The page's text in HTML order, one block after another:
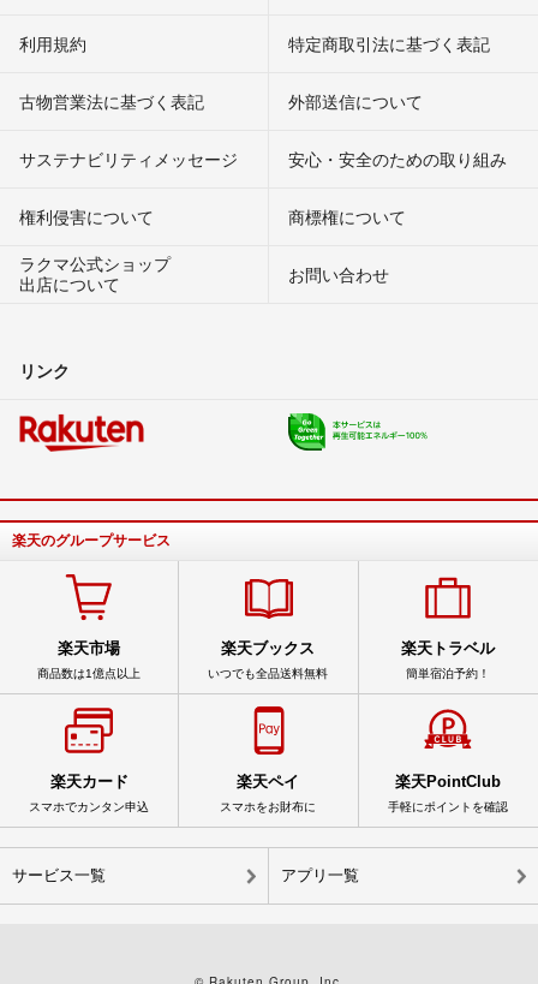
利用規約 特定商取引法に基づく表記
古物営業法に基づく表記 外部送信について
サステナビリティメッセージ 安心・安全のための取り組み
権利侵害について
商標権について
ラクマ公式ショップ
出店について
お問い合わせ
リンク
楽天のグループサービス
楽天市場
商品数は1億点以上
楽天ブックス
いつでも全品送料無料
楽天トラベル
簡単宿泊予約！
楽天カード
スマホでカンタン申込
楽天ペイ
スマホをお財布に
楽天PointClub
手軽にポイントを確認
サービス一覧 アプリ一覧